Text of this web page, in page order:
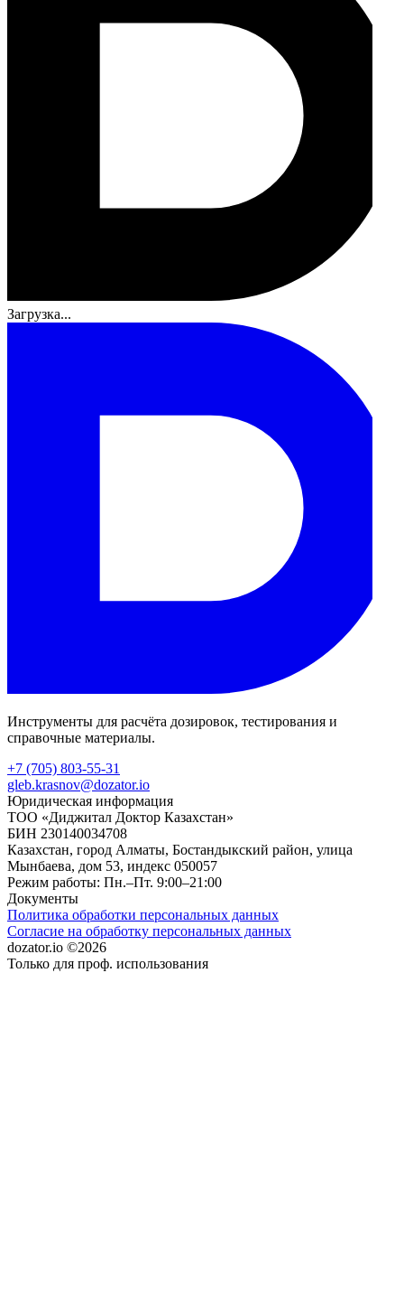
Загрузка...
Инструменты для расчёта дозировок, тестирования и
справочные материалы.
+7 (705) 803-55-31
gleb.krasnov@dozator.io
Юридическая информация
ТОО «Диджитал Доктор Казахстан»
БИН 230140034708
Казахстан, город Алматы, Бостандыкский район, улица
Мынбаева, дом 53, индекс 050057
Режим работы: Пн.–Пт. 9:00–21:00
Документы
Политика обработки персональных данных
Согласие на обработку персональных данных
dozator.io ©2026
Только для проф. использования